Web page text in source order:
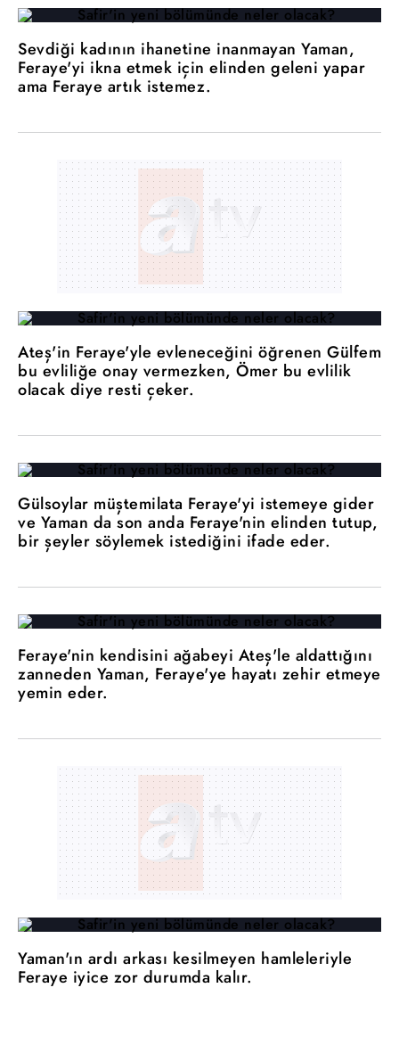
Sevdiği kadının ihanetine inanmayan Yaman,
Feraye'yi ikna etmek için elinden geleni yapar
ama Feraye artık istemez.
Ateş'in Feraye'yle evleneceğini öğrenen Gülfem
bu evliliğe onay vermezken, Ömer bu evlilik
olacak diye resti çeker.
Gülsoylar müştemilata Feraye'yi istemeye gider
ve Yaman da son anda Feraye'nin elinden tutup,
bir şeyler söylemek istediğini ifade eder.
Feraye'nin kendisini ağabeyi Ateş'le aldattığını
zanneden Yaman, Feraye'ye hayatı zehir etmeye
yemin eder.
Yaman'ın ardı arkası kesilmeyen hamleleriyle
Feraye iyice zor durumda kalır.